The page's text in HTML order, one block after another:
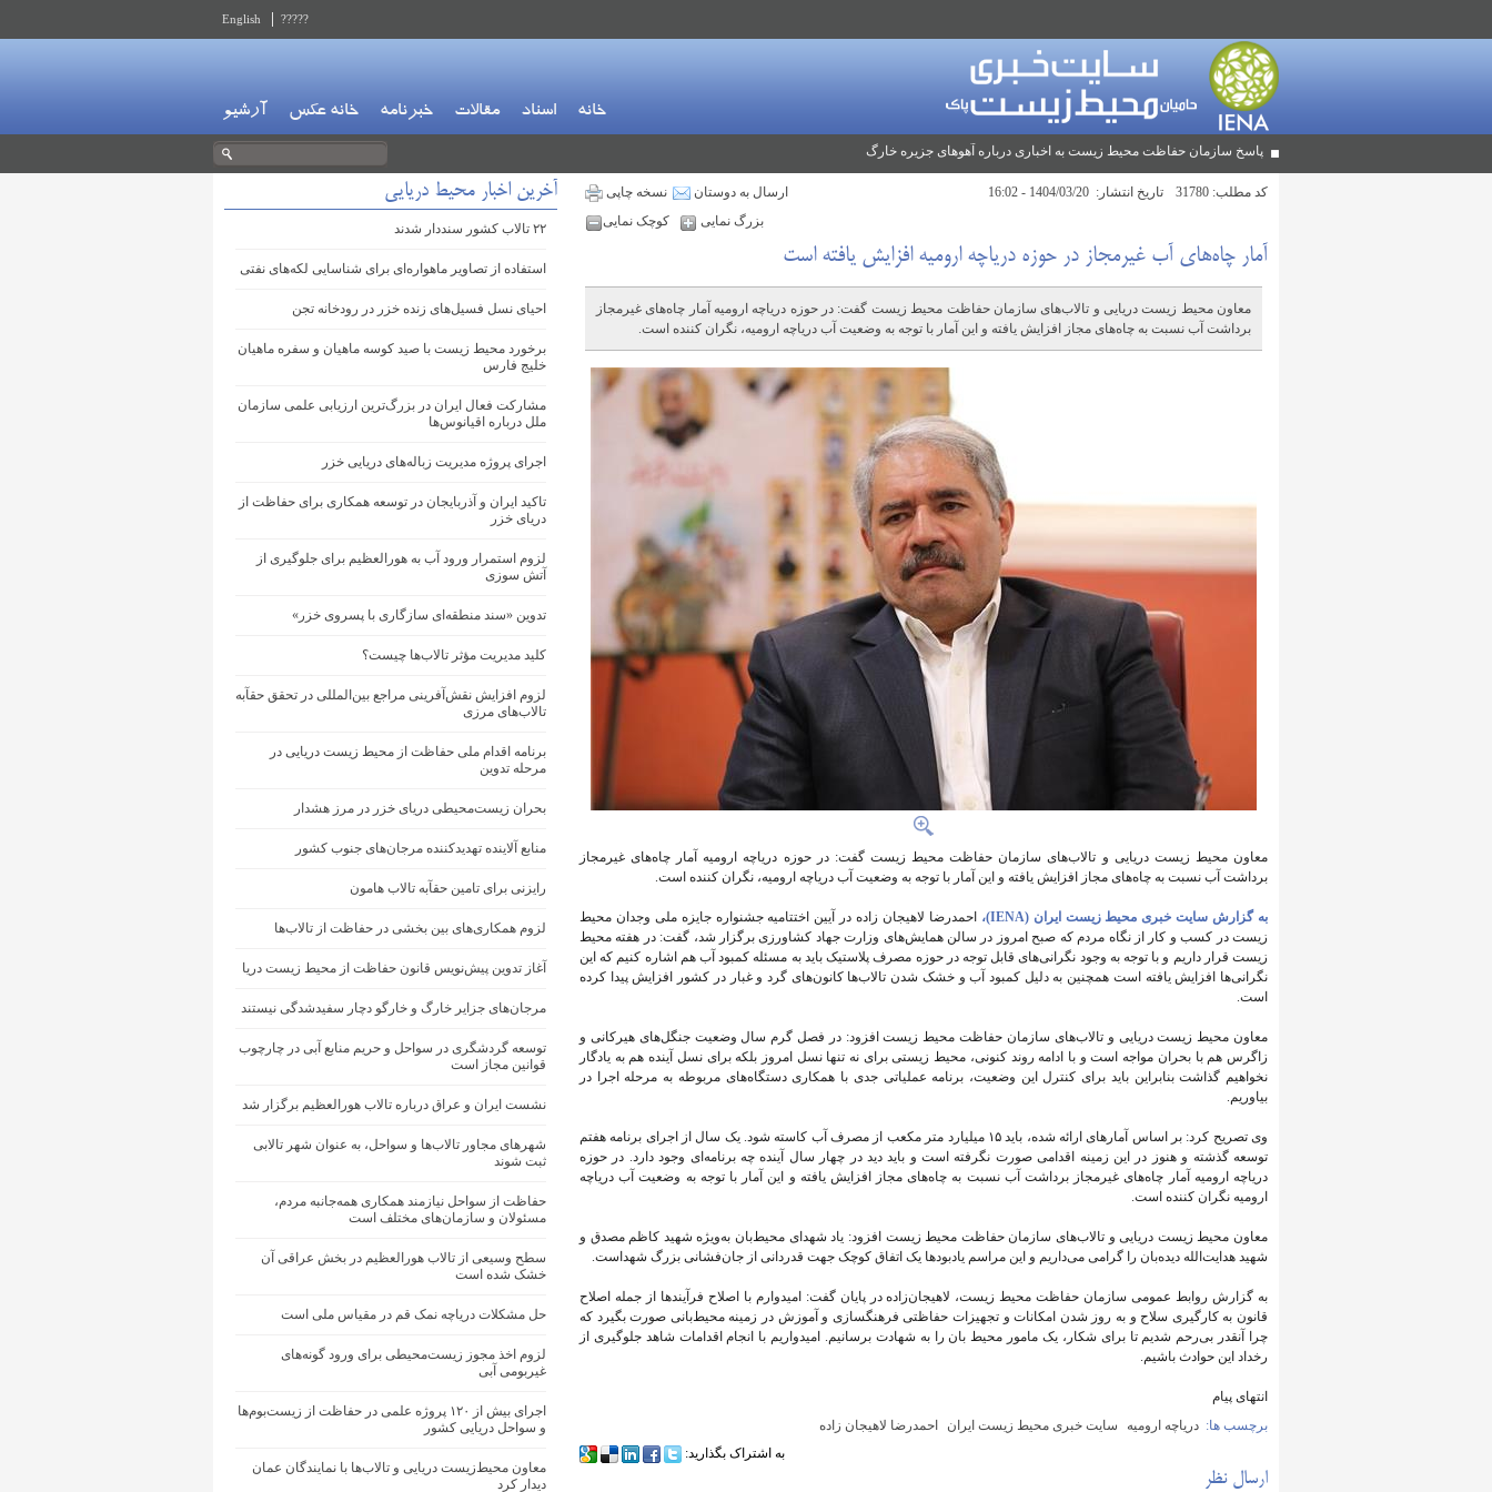
?????
English
خانه اسناد مقالات خبرنامه خانه عکس آرشیو
پاسخ سازمان حفاظت محیط زیست به اخباری درباره آهوهای جزیره خارگ
کد مطلب: تاریخ انتشار: نسخه چاپی
ارسال به دوستان
بزرگ نمایی
کوچک نمایی
آمار چاه‌های آب غیرمجاز در حوزه دریاچه ارومیه افزایش یافته است
معاون محیط زیست دریایی و تالاب‌های سازمان حفاظت محیط زیست گفت: در حوزه دریاچه ارومیه آمار چاه‌های غیرمجاز
برداشت آب نسبت به چاه‌های مجاز افزایش یافته و این آمار با توجه به وضعیت آب دریاچه ارومیه، نگران کننده است.
معاون محیط زیست دریایی و تالاب‌های سازمان حفاظت محیط زیست گفت: در حوزه دریاچه ارومیه آمار چاه‌های غیرمجاز
برداشت آب نسبت به چاه‌های مجاز افزایش یافته و این آمار با توجه به وضعیت آب دریاچه ارومیه، نگران کننده است.
به گزارش سایت خبری محیط زیست ایران (IENA)،
احمدرضا لاهیجان زاده در آیین اختتامیه جشنواره جایزه ملی وجدان محیط
زیست در کسب و کار از نگاه مردم که صبح امروز در سالن همایش‌های وزارت جهاد کشاورزی برگزار شد، گفت: در هفته محیط
زیست قرار داریم و با توجه به وجود نگرانی‌های قابل توجه در حوزه مصرف پلاستیک باید به مسئله کمبود آب هم اشاره کنیم که این
نگرانی‌ها افزایش یافته است همچنین به دلیل کمبود آب و خشک شدن تالاب‌ها کانون‌های گرد و غبار در کشور افزایش پیدا کرده
است.
معاون محیط زیست دریایی و تالاب‌های سازمان حفاظت محیط زیست افزود: در فصل گرم سال وضعیت جنگل‌های هیرکانی و
زاگرس هم با بحران مواجه است و با ادامه روند کنونی، محیط زیستی برای نه تنها نسل امروز بلکه برای نسل آینده هم به یادگار
نخواهیم گذاشت بنابراین باید برای کنترل این وضعیت، برنامه عملیاتی جدی با همکاری دستگاه‌های مربوطه به مرحله اجرا در
بیاوریم.
وی تصریح کرد: بر اساس آمارهای ارائه شده، باید ۱۵ میلیارد متر مکعب از مصرف آب کاسته شود. یک سال از اجرای برنامه هفتم
توسعه گذشته و هنوز در این زمینه اقدامی صورت نگرفته است و باید دید در چهار سال آینده چه برنامه‌ای وجود دارد. در حوزه
دریاچه ارومیه آمار چاه‌های غیرمجاز برداشت آب نسبت به چاه‌های مجاز افزایش یافته و این آمار با توجه به وضعیت آب دریاچه
ارومیه نگران کننده است.
معاون محیط‌ زیست دریایی و تالاب‌های سازمان حفاظت محیط‌ زیست افزود: یاد شهدای محیط‌بان به‌ویژه شهید کاظم مصدق و
شهید هدایت‌الله دیده‌بان را گرامی می‌داریم و این مراسم یادبودها یک اتفاق کوچک جهت قدردانی از جان‌فشانی بزرگ شهداست.
به گزارش روابط عمومی سازمان حفاظت محیط زیست، لاهیجان‌زاده در پایان گفت: امیدوارم با اصلاح فرآیندها از جمله اصلاح
قانون به کارگیری سلاح و به روز شدن امکانات و تجهیزات حفاظتی فرهنگسازی و آموزش در زمینه محیط‌بانی صورت بگیرد که
چرا آنقدر بی‌رحم شدیم تا برای شکار، یک مامور محیط بان را به شهادت برسانیم. امیدواریم با انجام اقدامات شاهد جلوگیری از
رخداد این حوادث باشیم.
انتهای پیام
برچسب ها: دریاچه ارومیه سایت خبری محیط زیست ایران
احمدرضا لاهیجان زاده
به اشتراک بگذارید:
ارسال نظر
آخرین اخبار محیط دریایی
۲۲ تالاب کشور سنددار شدند
استفاده از تصاویر ماهواره‌ای برای شناسایی لکه‌های نفتی
احیای نسل فسیل‌های زنده خزر در رودخانه تجن
برخورد محیط زیست با صید کوسه ماهیان و سفره ماهیان
خلیج فارس
مشارکت فعال ایران در بزرگ‌ترین ارزیابی علمی سازمان
ملل درباره اقیانوس‌ها
اجرای پروژه مدیریت زباله‌های دریایی خزر
تاکید ایران و آذربایجان در توسعه همکاری برای حفاظت از
دریای خزر
لزوم استمرار ورود آب به هورالعظیم برای جلوگیری از
آتش سوزی
تدوین «سند منطقه‌ای سازگاری با پسروی خزر»
کلید مدیریت مؤثر تالاب‌ها چیست؟
لزوم افزایش نقش‌آفرینی مراجع بین‌المللی در تحقق حقآبه
تالاب‌های مرزی
برنامه اقدام ملی حفاظت از محیط‌ زیست دریایی در
مرحله تدوین
بحران زیست‌محیطی دریای خزر در مرز هشدار
منابع آلاینده تهدیدکننده مرجان‌های جنوب کشور
رایزنی برای تامین حقآبه تالاب هامون
لزوم همکاری‌های بین‌ بخشی در حفاظت از تالاب‌ها
آغاز تدوین پیش‌نویس قانون حفاظت از محیط زیست دریا
مرجان‌های جزایر خارگ و خارگو دچار سفیدشدگی نیستند
توسعه گردشگری در سواحل و حریم منابع آبی در چارچوب
قوانین مجاز است
نشست ایران و عراق درباره تالاب هورالعظیم برگزار شد
شهرهای مجاور تالاب‌ها و سواحل، به عنوان شهر تالابی
ثبت شوند
حفاظت از سواحل نیازمند همکاری همه‌جانبه مردم،
مسئولان و سازمان‌های مختلف است
سطح وسیعی از تالاب هورالعظیم در بخش عراقی آن
خشک شده است
حل مشکلات دریاچه نمک قم در مقیاس ملی است
لزوم اخذ مجوز زیست‌محیطی برای ورود گونه‌های
غیربومی آبی
اجرای بیش از ۱۲۰ پروژه علمی در حفاظت از زیست‌بوم‌ها
و سواحل دریایی کشور
معاون محیط‌زیست دریایی و تالاب‌ها با نمایندگان عمان
دیدار کرد